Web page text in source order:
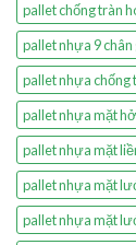
pallet chống tràn
pallet nhựa 9 chân
pallet nhựa chống
pallet nhựa mặt
pallet nhựa mặt
pallet nhựa mặt
pallet nhựa mặt